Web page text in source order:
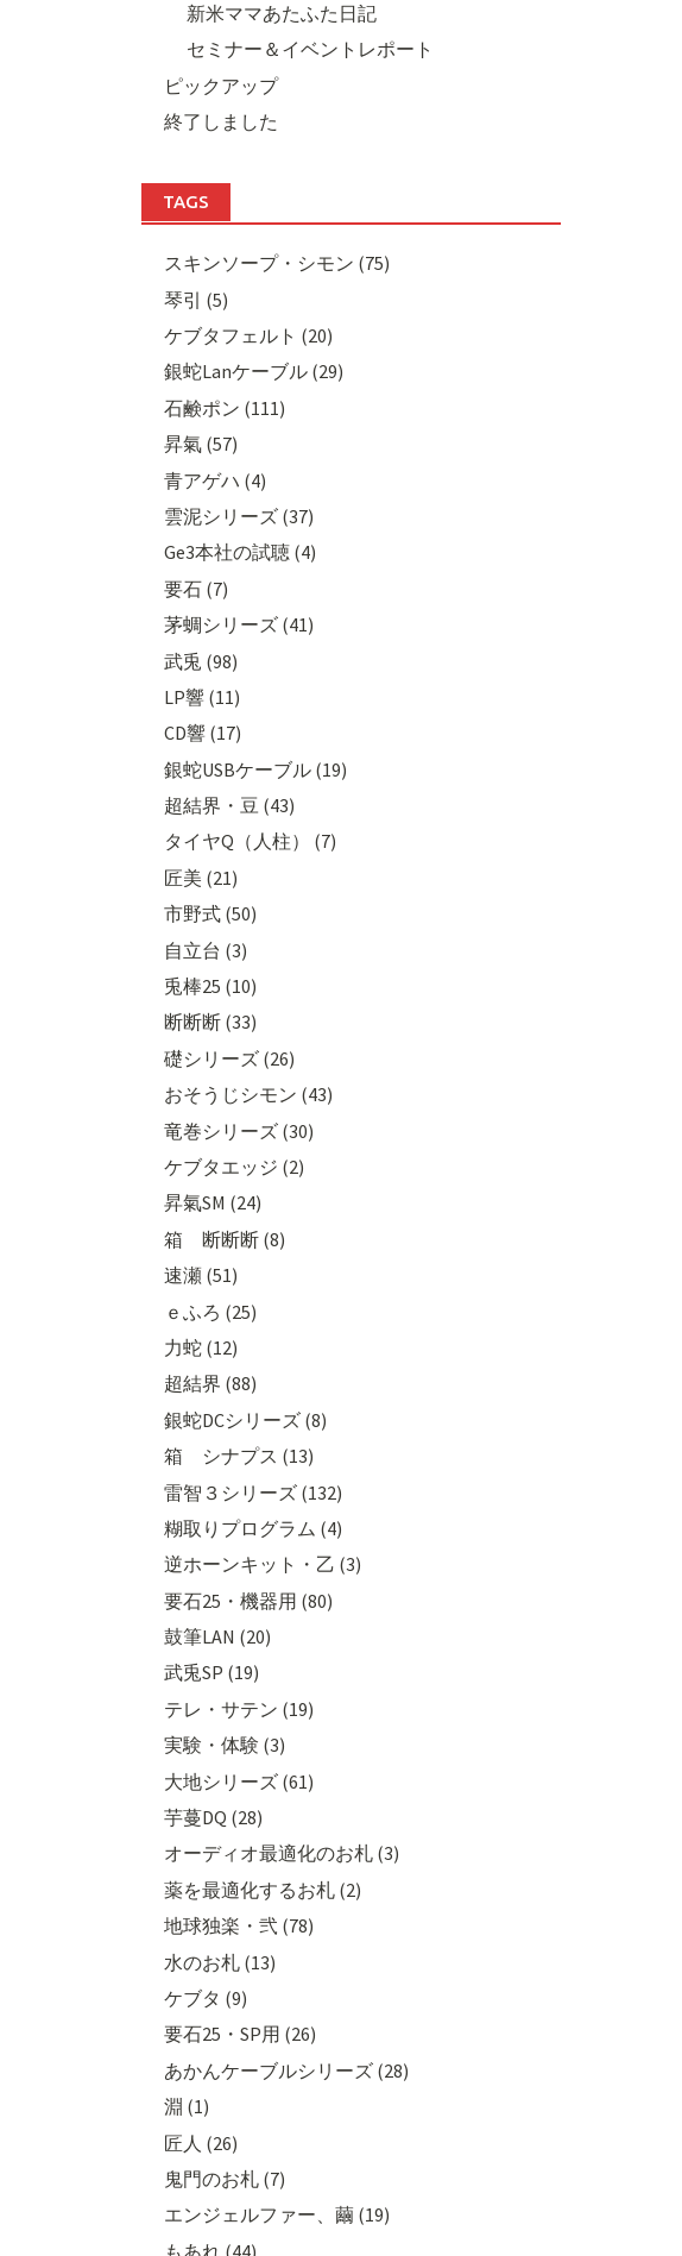
新米ママあたふた日記
セミナー＆イベントレポート
ピックアップ
終了しました
TAGS
スキンソープ・シモン (75)
琴引 (5)
ケブタフェルト (20)
銀蛇Lanケーブル (29)
石鹸ポン (111)
昇氣 (57)
青アゲハ (4)
雲泥シリーズ (37)
Ge3本社の試聴 (4)
要石 (7)
茅蜩シリーズ (41)
武兎 (98)
LP響 (11)
CD響 (17)
銀蛇USBケーブル (19)
超結界・豆 (43)
タイヤQ（人柱） (7)
匠美 (21)
市野式 (50)
自立台 (3)
兎棒25 (10)
断断断 (33)
礎シリーズ (26)
おそうじシモン (43)
竜巻シリーズ (30)
ケブタエッジ (2)
昇氣SM (24)
箱 断断断 (8)
速瀬 (51)
ｅふろ (25)
力蛇 (12)
超結界 (88)
銀蛇DCシリーズ (8)
箱 シナプス (13)
雷智３シリーズ (132)
糊取りプログラム (4)
逆ホーンキット・乙 (3)
要石25・機器用 (80)
鼓筆LAN (20)
武兎SP (19)
テレ・サテン (19)
実験・体験 (3)
大地シリーズ (61)
芋蔓DQ (28)
オーディオ最適化のお札 (3)
薬を最適化するお札 (2)
地球独楽・弐 (78)
水のお札 (13)
ケブタ (9)
要石25・SP用 (26)
あかんケーブルシリーズ (28)
淵 (1)
匠人 (26)
鬼門のお札 (7)
エンジェルファー、繭 (19)
もあれ (44)